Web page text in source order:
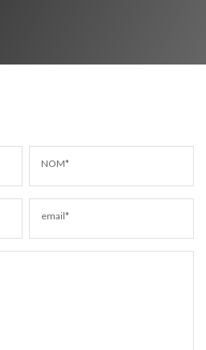
NOM*
email*